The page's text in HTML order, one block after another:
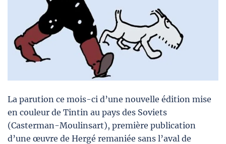
La parution ce mois-ci d’une nouvelle édition mise
en couleur de Tintin au pays des Soviets
(Casterman-Moulinsart), première publication
d’une œuvre de Hergé remaniée sans l’aval de